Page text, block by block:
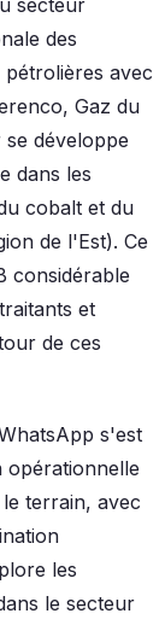
des
avec
Gaz du
développe
dans les
cobalt et du
de l'Est). Ce
considérable
et
de ces
s'est
opérationnelle
terrain, avec
les
le secteur